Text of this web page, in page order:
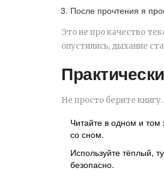
После прочтения я
Это не про качество
опустились, дыхание
Не просто берите
Читайте в одном и том
со сном.
Используйте тёплый,
безопасно.